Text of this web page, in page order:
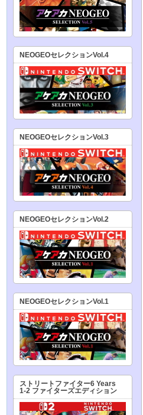
NEOGEOセレクションVol.4
NEOGEOセレクションVol.3
NEOGEOセレクションVol.2
NEOGEOセレクションVol.1
ストリートファイター6 Years
1-2 ファイターズエディション